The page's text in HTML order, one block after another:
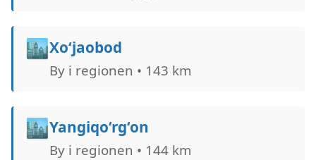
🏙️Xo‘jaobod
By i regionen • 143 km
🏙️Yangiqo‘rg‘on
By i regionen • 144 km